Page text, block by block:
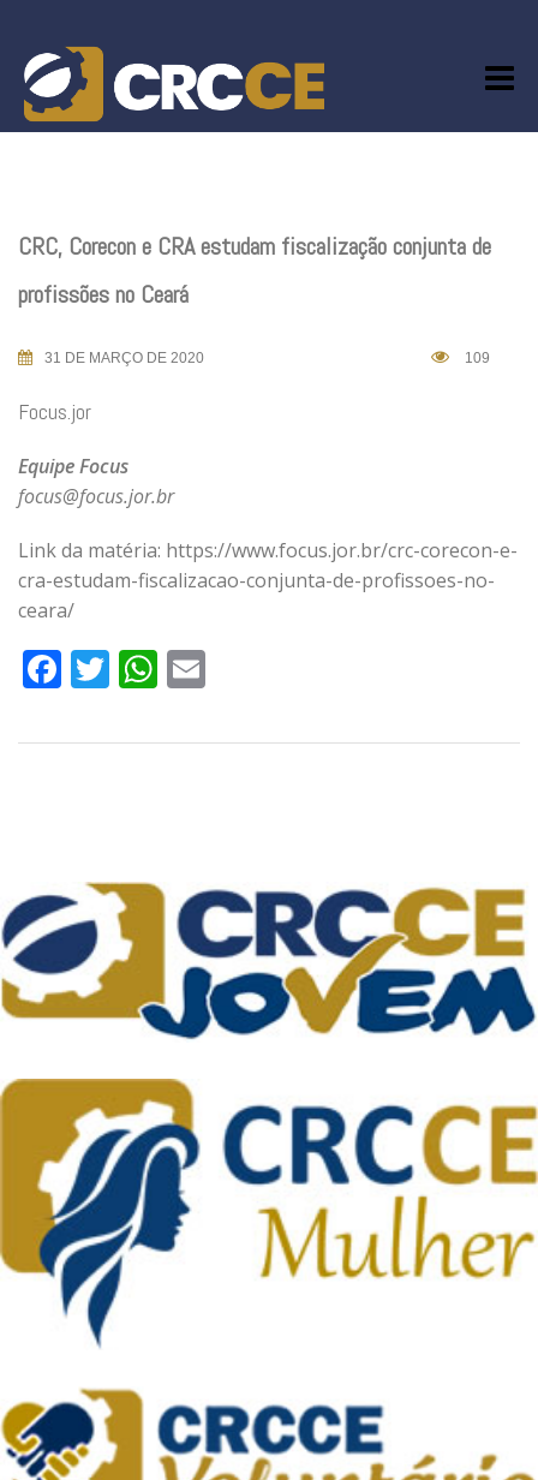
content
CRC, Corecon e CRA estudam fiscalização conjunta de
profissões no Ceará
31 DE MARÇO DE 2020 109
Focus.jor
Equipe Focus
focus@focus.jor.br
Link da matéria: https://www.focus.jor.br/crc-corecon-e-
cra-estudam-fiscalizacao-conjunta-de-profissoes-no-
ceara/
Facebook
TwitterWhatsApp